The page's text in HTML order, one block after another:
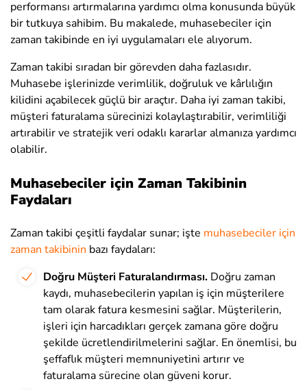
performansı artırmalarına yardımcı olma konusunda büyük
bir tutkuya sahibim. Bu makalede, muhasebeciler için
zaman takibinde en iyi uygulamaları ele alıyorum.
Zaman takibi sıradan bir görevden daha fazlasıdır.
Muhasebe işlerinizde verimlilik, doğruluk ve kârlılığın
kilidini açabilecek güçlü bir araçtır. Daha iyi zaman takibi,
müşteri faturalama sürecinizi kolaylaştırabilir, verimliliği
artırabilir ve stratejik veri odaklı kararlar almanıza yardımcı
olabilir.
Muhasebeciler için Zaman Takibinin
Faydaları
Zaman takibi çeşitli faydalar sunar; işte muhasebeciler için
zaman takibinin bazı faydaları:
Doğru Müşteri Faturalandırması. Doğru zaman
kaydı, muhasebecilerin yapılan iş için müşterilere
tam olarak fatura kesmesini sağlar. Müşterilerin,
işleri için harcadıkları gerçek zamana göre doğru
şekilde ücretlendirilmelerini sağlar. En önemlisi, bu
şeffaflık müşteri memnuniyetini artırır ve
faturalama sürecine olan güveni korur.